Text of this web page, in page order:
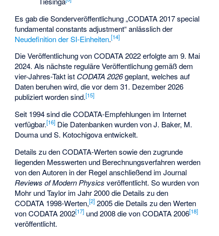
Es gab die Sonderveröffentlichung „CODATA 2017 special
fundamental constants adjustment“ anlässlich der
Neudefinition der SI-Einheiten.[14]
Die Veröffentlichung von CODATA 2022 erfolgte am 9. Mai
2024. Als nächste reguläre Veröffentlichung gemäß dem
vier-Jahres-Takt ist CODATA 2026geplant, welches auf
Daten beruhen wird, die vor dem 31. Dezember 2026
publiziert worden sind.[15]
Seit 1994 sind die CODATA-Empfehlungen im Internet
verfügbar.[16] Die Datenbanken wurden von J. Baker, M.
Douma und S. Kotochigova entwickelt.
Details zu den CODATA-Werten sowie den zugrunde
liegenden Messwerten und Berechnungsverfahren werden
von den Autoren in der Regel anschließend im Journal
Reviews of Modern Physics veröffentlicht. So wurden von
Mohr und Taylor im Jahr 2000 die Details zu den
CODATA 1998-Werten,[2] 2005 die Details zu den Werten
von CODATA 2002[17] und 2008 die von CODATA 2006[18]
veröffentlicht.